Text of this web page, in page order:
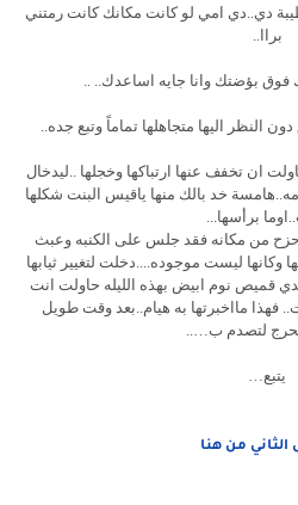
دي..دي امي لو كانت مكانك كانت رمتني
براا..
فوق بؤضتك وانا جايه اساعدك.. ..
النظر اليها متجاهلها تماماً وتبع جده..
ان تخفف عنها ارتباكها وخجلها ..ليدخال
خد بالك منها ياقيس البنت شكلها
برأسها...
من مكانه فقد جلس على الكنبه وعبث
وكانها ليست موجوده....دخلت لتغيير ثيابها
قميص نوم ابيض بهذه الليله حاولت انت
فهذا مااخبرتها به هيام..بعد وقت طويل
لتصدم ب…..
يتبع…
الثاني من هنا